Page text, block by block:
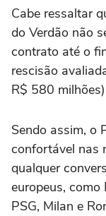
Cabe ressaltar
do Verdão não
contrato até o
rescisão
R$ 580
Sendo assim, o
confortável nas
qualquer
europeus, como
PSG, Milan e